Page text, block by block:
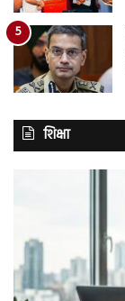
शिक्षा